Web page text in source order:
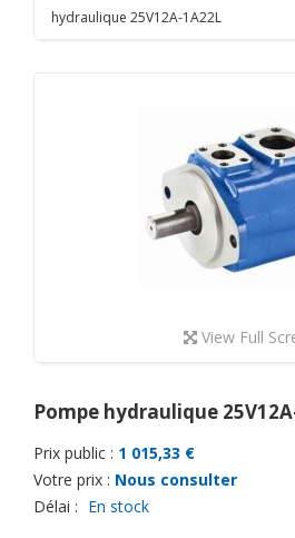
hydraulique 25V12A-1A22L
View Full
Pompe hydraulique
Prix public : 1 015,33 €
Votre prix : Nous consulter
Délai : En stock